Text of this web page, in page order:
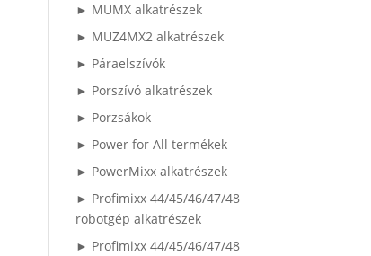
► MUMX alkatrészek
► MUZ4MX2 alkatrészek
► Páraelszívók
► Porszívó alkatrészek
► Porzsákok
► Power for All termékek
► PowerMixx alkatrészek
► Profimixx 44/45/46/47/48
robotgép alkatrészek
► Profimixx 44/45/46/47/48